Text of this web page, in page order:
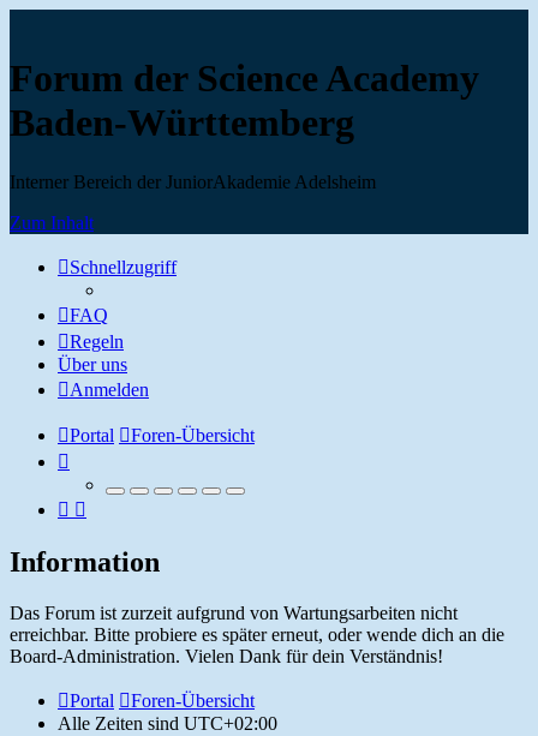
Forum der Science Academy
Baden-Württemberg
Interner Bereich der JuniorAkademie Adelsheim
Zum Inhalt
Schnellzugriff
FAQ
Regeln
Über uns
Anmelden
Portal Foren-Übersicht
Information
Das Forum ist zurzeit aufgrund von Wartungsarbeiten nicht
erreichbar. Bitte probiere es später erneut, oder wende dich an die
Board-Administration. Vielen Dank für dein Verständnis!
Portal
Foren-Übersicht
Alle Zeiten sind UTC+02:00